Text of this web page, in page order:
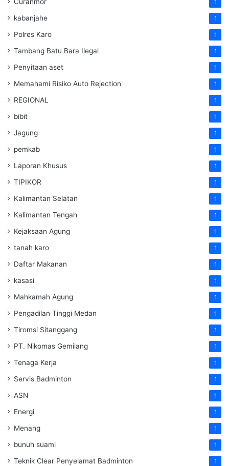
1
kabanjahe 1
Polres Karo 1
Tambang Batu Bara Ilegal 1
Penyitaan aset 1
Memahami Risiko Auto Rejection 1
REGIONAL 1
bibit 1
Jagung 1
pemkab 1
Laporan Khusus 1
TIPIKOR 1
Kalimantan Selatan 1
Kalimantan Tengah 1
Kejaksaan Agung 1
tanah karo 1
Daftar Makanan 1
kasasi 1
Mahkamah Agung 1
Pengadilan Tinggi Medan 1
Tiromsi Sitanggang 1
PT. Nikomas Gemilang 1
Tenaga Kerja 1
Servis Badminton 1
ASN 1
Energi 1
Menang 1
bunuh suami 1
Teknik Clear Penyelamat Badminton 1